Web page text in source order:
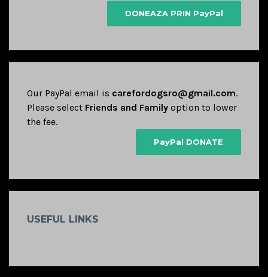
DONEAZA PRIN PayPal
Our PayPal email is carefordogsro@gmail.com.
Please select Friends and Family option to lower
the fee.
PayPal DONATE
USEFUL LINKS